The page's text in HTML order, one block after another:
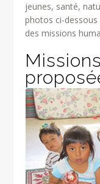
jeunes, santé,
photos ci-
des missions